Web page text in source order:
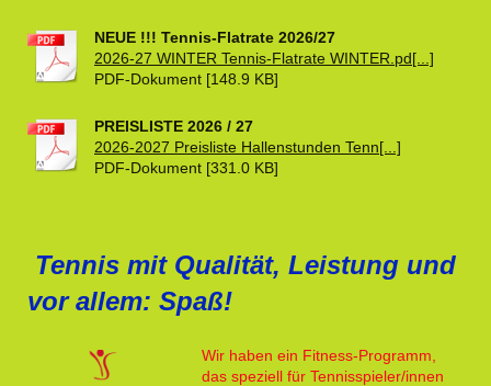
NEUE !!! Tennis-Flatrate 2026/27
2026-27 WINTER Tennis-Flatrate WINTER.pd[...]
PDF-Dokument [148.9 KB]
PREISLISTE 2026 / 27
2026-2027 Preisliste Hallenstunden Tenn[...]
PDF-Dokument [331.0 KB]
Tennis mit Qualität, Leistung und
vor allem: Spaß!
Wir haben ein Fitness-Programm,
das speziell für Tennisspieler/innen